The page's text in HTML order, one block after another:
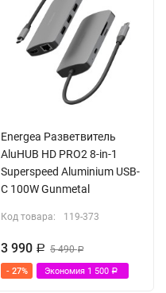
Energea Разветвитель
AluHUB HD PRO2 8-in-1
Superspeed Aluminium USB-
C 100W Gunmetal
Код товара: 119-373
3 990 Р 5 490Р
- 27% Экономия 1 500 Р